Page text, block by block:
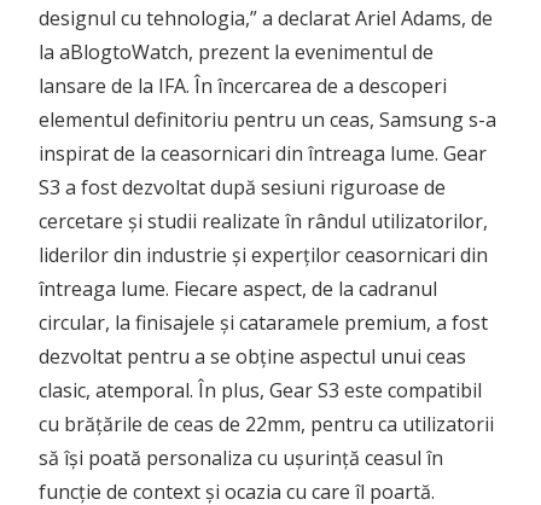
designul cu tehnologia,” a declarat Ariel Adams, de
la aBlogtoWatch, prezent la evenimentul de
lansare de la IFA. În încercarea de a descoperi
elementul definitoriu pentru un ceas, Samsung s-a
inspirat de la ceasornicari din întreaga lume. Gear
S3 a fost dezvoltat după sesiuni riguroase de
cercetare și studii realizate în rândul utilizatorilor,
liderilor din industrie și experților ceasornicari din
întreaga lume. Fiecare aspect, de la cadranul
circular, la finisajele și cataramele premium, a fost
dezvoltat pentru a se obține aspectul unui ceas
clasic, atemporal. În plus, Gear S3 este compatibil
cu brățările de ceas de 22mm, pentru ca utilizatorii
să își poată personaliza cu ușurință ceasul în
funcție de context și ocazia cu care îl poartă.